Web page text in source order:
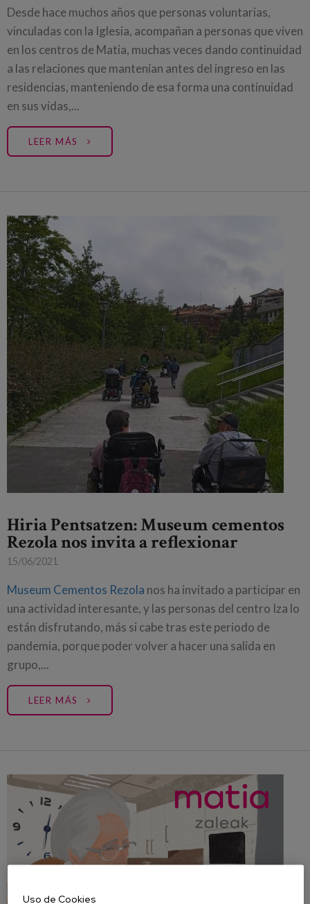
Desde hace muchos años que personas voluntarias,
vinculadas con la Iglesia, acompañan a personas que viven
en los centros de Matia, muchas veces dando continuidad
a las relaciones que mantenían antes del ingreso en las
residencias, manteniendo de esa forma una continuidad
en sus vidas,...
LEER MÁS
Hiria Pentsatzen: Museum cementos
Rezola nos invita a reflexionar
15/06/2021
Museum Cementos Rezola nos ha invitado a participar en
una actividad interesante, y las personas del centro Iza lo
están disfrutando, más si cabe tras este periodo de
pandemia, porque poder volver a hacer una salida en
grupo,...
LEER MÁS
Uso de Cookies